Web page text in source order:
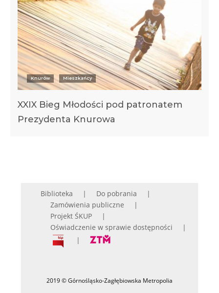
Knurów Mieszkańcy
XXIX Bieg Młodości pod patronatem
Prezydenta Knurowa
Biblioteka
Do pobrania
Zamówienia publiczne
Projekt ŚKUP
Oświadczenie w sprawie dostępności
2019 © Górnośląsko-Zagłębiowska Metropolia